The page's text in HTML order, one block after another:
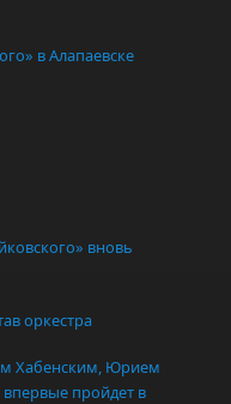
в Алапаевске
вновь
оркестра
Хабенским, Юрием
пройдет в